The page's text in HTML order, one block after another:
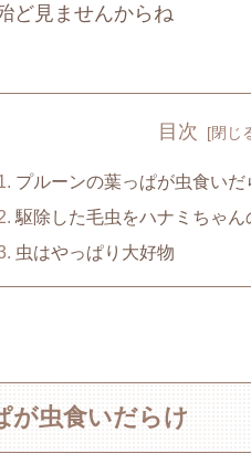
ど見ませんからね
目次
プルーンの葉っぱが虫食いだ
駆除した毛虫をハナミちゃ
虫はやっぱり大好物
が虫食いだらけ